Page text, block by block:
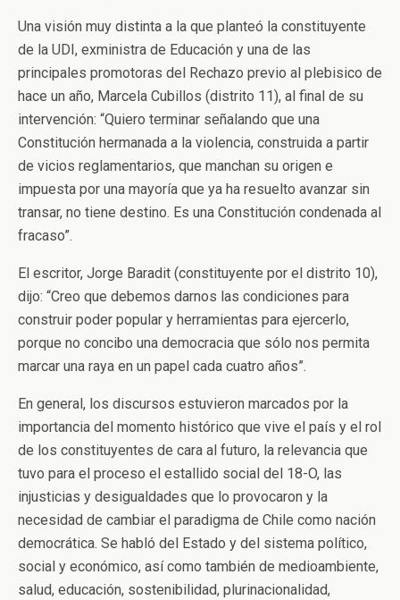
Una visión muy distinta a la que planteó la constituyente
de la UDI, exministra de Educación y una de las
principales promotoras del Rechazo previo al plebisico de
hace un año, Marcela Cubillos (distrito 11), al final de su
intervención: “Quiero terminar señalando que una
Constitución hermanada a la violencia, construida a partir
de vicios reglamentarios, que manchan su origen e
impuesta por una mayoría que ya ha resuelto avanzar sin
transar, no tiene destino. Es una Constitución condenada al
fracaso”.
El escritor, Jorge Baradit (constituyente por el distrito 10),
dijo: “Creo que debemos darnos las condiciones para
construir poder popular y herramientas para ejercerlo,
porque no concibo una democracia que sólo nos permita
marcar una raya en un papel cada cuatro años”.
En general, los discursos estuvieron marcados por la
importancia del momento histórico que vive el país y el rol
de los constituyentes de cara al futuro, la relevancia que
tuvo para el proceso el estallido social del 18-O, las
injusticias y desigualdades que lo provocaron y la
necesidad de cambiar el paradigma de Chile como nación
democrática. Se habló del Estado y del sistema político,
social y económico, así como también de medioambiente,
salud, educación, sostenibilidad, plurinacionalidad,